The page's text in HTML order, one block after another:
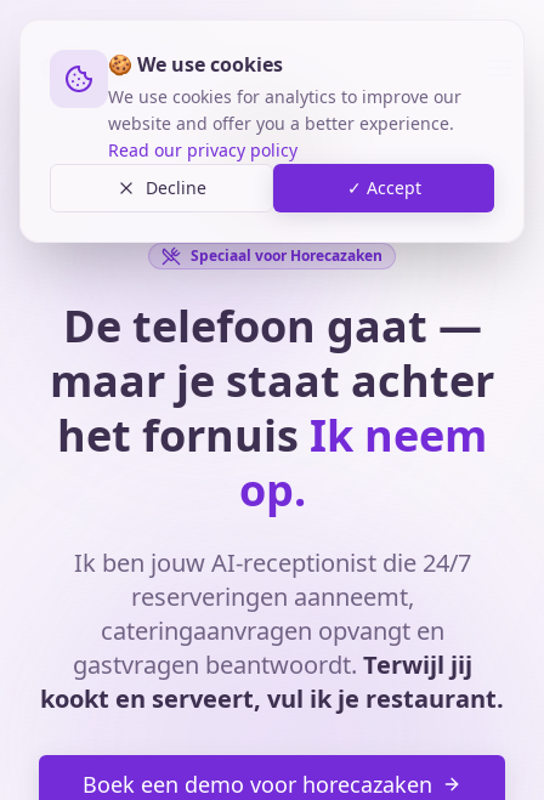
🍪 We use cookies
We use cookies for analytics to improve our
website and offer you a better experience.
Read our privacy policy
Decline
✓ Accept
Speciaal voor Horecazaken
De telefoon gaat —
maar je staat achter
het fornuis Ik neem
op.
Ik ben jouw AI-receptionist die 24/7
reserveringen aanneemt,
cateringaanvragen opvangt en
gastvragen beantwoordt. Terwijl jij
kookt en serveert, vul ik je restaurant.
Boek een demo voor horecazaken